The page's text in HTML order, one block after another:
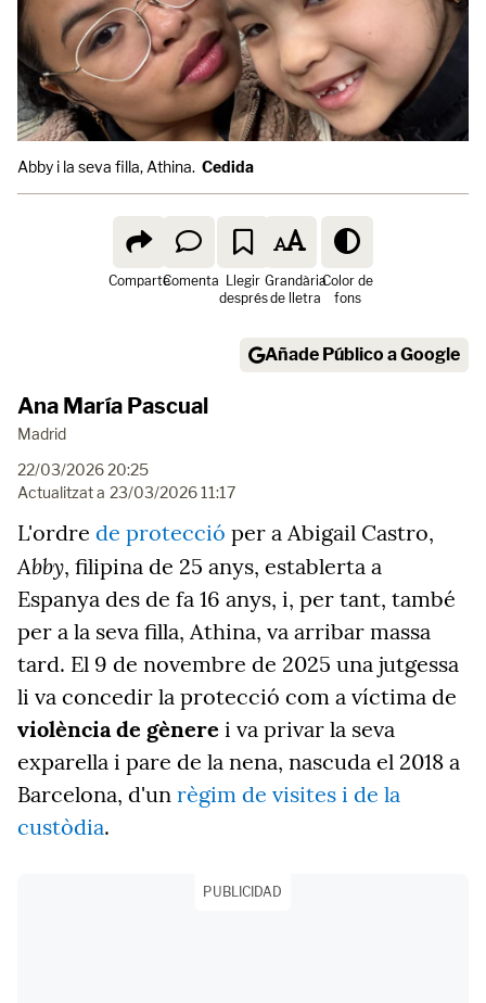
Abby i la seva filla, Athina. Cedida
ComparteComenta Llegir
després
Grandària
de lletra
Color de
fons
Añade Público a Google
Ana María Pascual
Madrid
22/03/2026 20:25
Actualitzat a 23/03/2026 11:17
L'ordre de protecció per a Abigail Castro,
Abby, filipina de 25 anys, establerta a
Espanya des de fa 16 anys, i, per tant, també
per a la seva filla, Athina, va arribar massa
tard. El 9 de novembre de 2025 una jutgessa
li va concedir la protecció com a víctima de
violència de gènere i va privar la seva
exparella i pare de la nena, nascuda el 2018 a
Barcelona, d'un règim de visites i de la
custòdia.
PUBLICIDAD